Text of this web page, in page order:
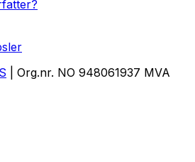
| Org.nr. NO 948061937 MVA